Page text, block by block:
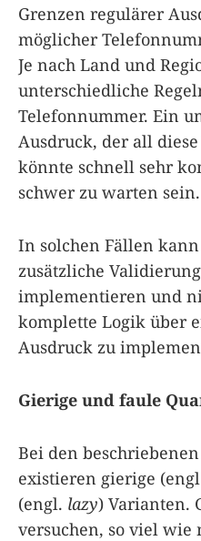
Grenzen regulärer
möglicher
Je nach Land und
unterschiedliche
Telefonnummer. Ein
Ausdruck, der all
könnte schnell sehr
schwer zu warten sein.
In solchen Fällen
zusätzliche
implementieren und
komplette Logik über
Ausdruck zu
Gierige und faule
Bei den
existieren gierige
(engl. lazy) Varianten.
versuchen, so viel wie